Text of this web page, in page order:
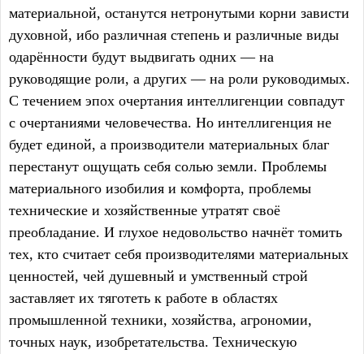
материальной, останутся нетронутыми корни зависти
духовной, ибо различная степень и различные виды
одарённости будут выдвигать одних — на
руководящие роли, а других — на роли руководимых.
С течением эпох очертания интеллигенции совпадут
с очертаниями человечества. Но интеллигенция не
будет единой, а производители материальных благ
перестанут ощущать себя солью земли. Проблемы
материального изобилия и комфорта, проблемы
технические и хозяйственные утратят своё
преобладание. И глухое недовольство начнёт томить
тех, кто считает себя производителями материальных
ценностей, чей душевный и умственный строй
заставляет их тяготеть к работе в областях
промышленной техники, хозяйства, агрономии,
точных наук, изобретательства. Техническую